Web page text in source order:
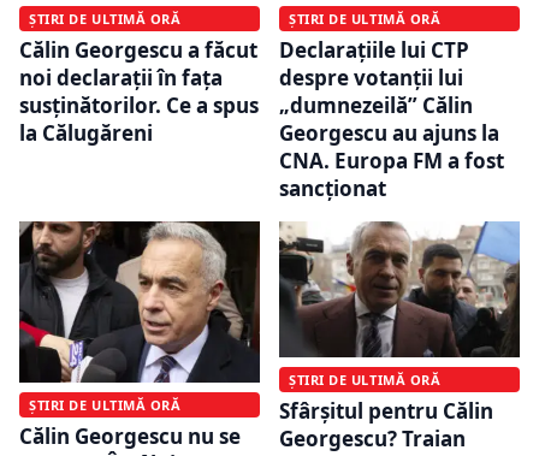
ȘTIRI DE ULTIMĂ ORĂ
Călin Georgescu a făcut
noi declarații în fața
susținătorilor. Ce a spus
la Călugăreni
ȘTIRI DE ULTIMĂ ORĂ
Declarațiile lui CTP
despre votanții lui
„dumnezeilă” Călin
Georgescu au ajuns la
CNA. Europa FM a fost
sancționat
ȘTIRI DE ULTIMĂ ORĂ
Călin Georgescu nu se
ȘTIRI DE ULTIMĂ ORĂ
Sfârșitul pentru Călin
Georgescu? Traian